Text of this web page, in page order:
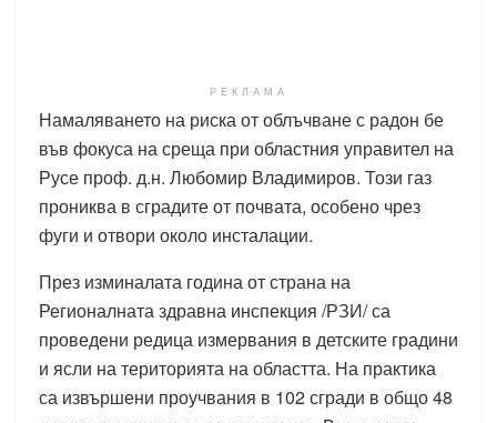
РЕКЛАМА
Намаляването на риска от облъчване с радон бе
във фокуса на среща при областния управител на
Русе проф. д.н. Любомир Владимиров. Този газ
прониква в сградите от почвата, особено чрез
фуги и отвори около инсталации.
През изминалата година от страна на
Регионалната здравна инспекция /РЗИ/ са
проведени редица измервания в детските градини
и ясли на територията на областта. На практика
са извършени проучвания в 102 сгради в общо 48